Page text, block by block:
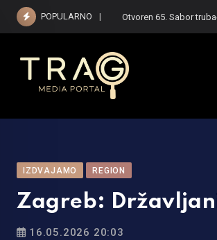
Skip
POPULARNO Otvoren 65. Sabor
IZDVAJAMO REGION
Zagreb:
16.05.2026 20:03